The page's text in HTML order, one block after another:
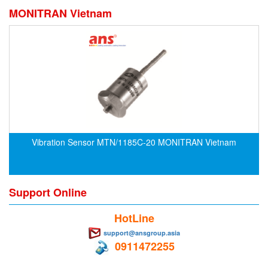
Crouzet
Crowcon
Crutec Dust Zero Vietnam
CS-Instrument
CTC
Cygnus
MONITRAN Vietnam
Vibration Sensor MTN/1185C-20 MONITRAN Vietnam
Support Online
HotLine
support@ansgroup.asia
0911472255